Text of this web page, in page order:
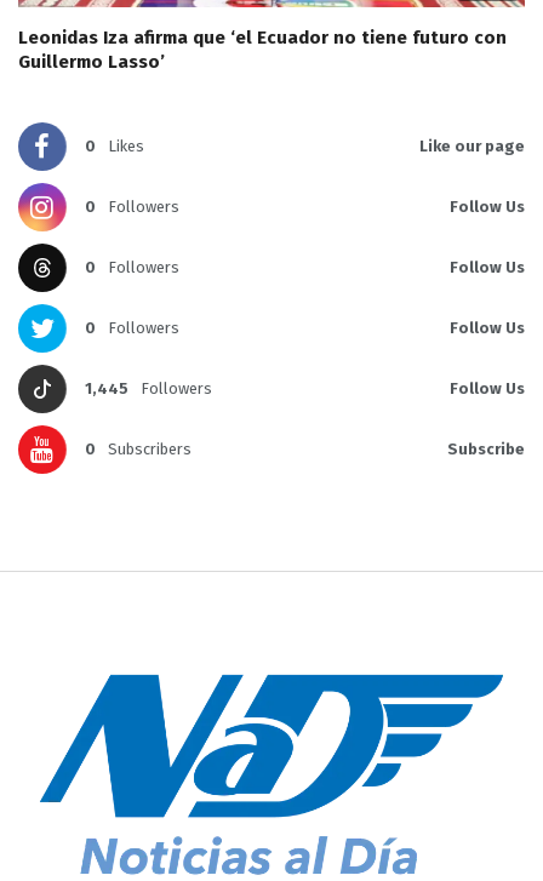
Leonidas Iza afirma que ‘el Ecuador no tiene futuro con
Guillermo Lasso’
0 Likes Like our page
0 Followers Follow Us
0 Followers Follow Us
0 Followers Follow Us
1,445 Followers Follow Us
0 Subscribers Subscribe